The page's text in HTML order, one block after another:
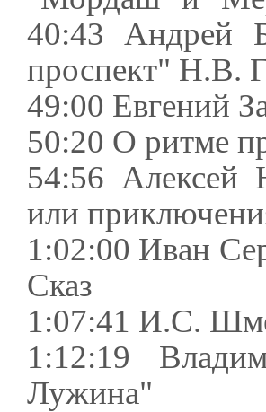
40:43 Андрей
проспект" Н.В.
49:00 Евгений
50:20 О ритме
54:56 Алексей
или
1:02:00 Иван
Сказ
1:07:41 И.С.
1:12:19
Лужина"